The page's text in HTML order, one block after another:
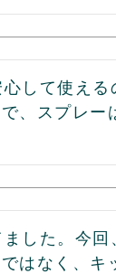
して使える
、スプレー
した。今回
はなく、キ